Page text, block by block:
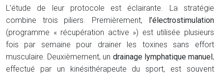
L’étude de leur protocole est éclairante. La stratégie
combine trois piliers. Premièrement,
l’électrostimulation
(programme « récupération active ») est utilisée plusieurs
fois par semaine pour drainer les toxines sans effort
musculaire. Deuxièmement, un drainage lymphatique manuel ,
effectué par un kinésithérapeute du sport, est souvent